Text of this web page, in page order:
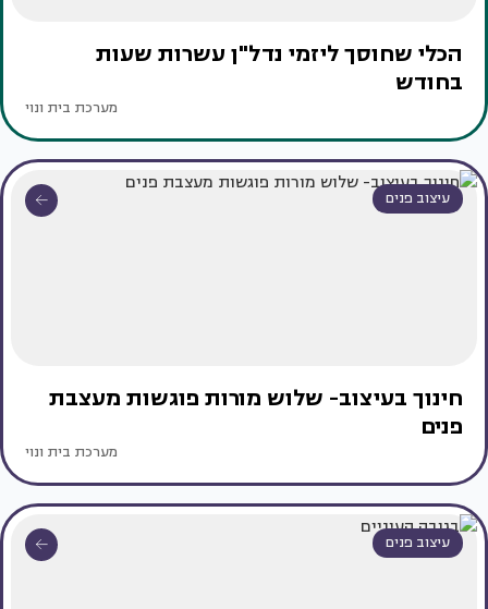
הכלי שחוסך ליזמי נדל"ן עשרות שעות
בחודש
מערכת בית ונוי
עיצוב פנים
חינוך בעיצוב- שלוש מורות פוגשות מעצבת
פנים
מערכת בית ונוי
עיצוב פנים